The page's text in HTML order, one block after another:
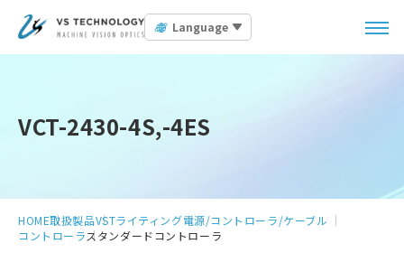
Language
VCT-2430-4S,-4ES
HOME取扱製品VSTライティング電源/コントローラ/ケーブル
コントローラスタンダードコントローラ